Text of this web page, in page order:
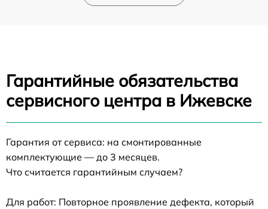
Гарантийные обязательства
сервисного центра в Ижевске
Гарантия от сервиса: на смонтированные
комплектующие — до 3 месяцев.
Что считается гарантийным случаем?
Для работ: Повторное проявление дефекта, который